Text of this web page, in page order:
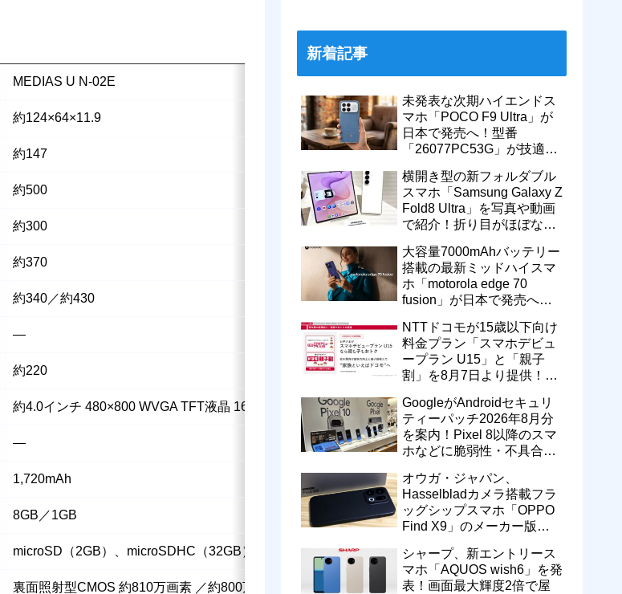
MEDIAS U N-02E
約124×64×11.9
約147
約500
約300
約370
約340／約430
―
約220
約4.0インチ 480×800 WVGA TFT液晶 1677万色
―
1,720mAh
8GB／1GB
microSD（2GB）、microSDHC（32GB）
裏面照射型CMOS 約810万画素 ／約800万画素
新着記事
未発表な次期ハイエンドス
マホ「POCO F9 Ultra」が
日本で発売へ！型番
「26077PC53G」が技適通
テリー搭載に
横開き型の新フォルダブル
スマホ「Samsung Galaxy Z
Fold8 Ultra」を写真や動画
で紹介！折り目がほぼない
ト】
大容量7000mAhバッテリー
搭載の最新ミッドハイスマ
ホ「motorola edge 70
fusion」が日本で発売へ！
過
NTTドコモが15歳以下向け
料金プラン「スマホデビュ
ープラン U15」と「親子
割」を8月7日より提供！親
550円割引に
GoogleがAndroidセキュリ
ティーパッチ2026年8月分
を案内！Pixel 8以降のスマ
ホなどに脆弱性・不具合の
新が提供開始
オウガ・ジャパン、
Hasselbladカメラ搭載フラ
ッグシップスマホ「OPPO
Find X9」のメーカー版
げ！15万9800円に
シャープ、新エントリース
マホ「AQUOS wish6」を発
表！画面最大輝度2倍で屋